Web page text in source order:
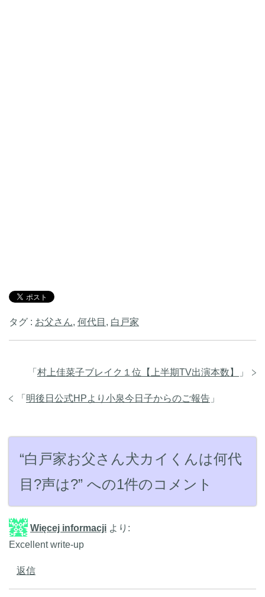
タグ : お父さん, 何代目 , 白戸家
「 村上佳菜子ブレイク１位【上半期TV出演本数】 」
「 明後日公式HPより小泉今日子からのご報告 」
“白戸家お父さん犬カイくんは何代
目?声は?” への1件のコメント
Więcej informacji より:
Excellent write-up
返信